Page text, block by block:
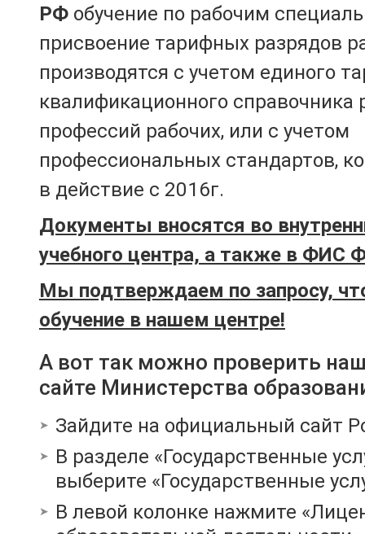
РФ обучение по рабочим
присвоение тарифных разрядов
производятся с учетом единого
квалификационного справочника
профессий рабочих, или с учетом
профессиональных стандартов,
в действие с 2016г.
Документы вносятся во
учебного центра, а также в ФИС
Мы подтверждаем по запросу,
обучение в нашем центре!
А вот так можно проверить
сайте Министерства
Зайдите на официальный сайт
В разделе «Государственные
выберите «Государственные
В левой колонке нажмите